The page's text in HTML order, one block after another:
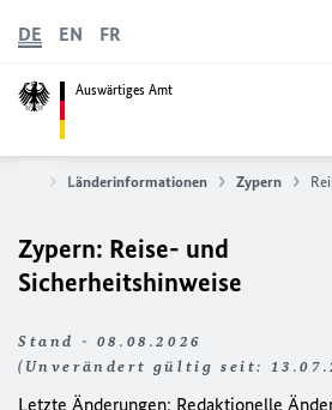
Auswärtiges Amt
DE EN FR
Länderinformationen Zypern
Zypern: Reise- und
Sicherheitshinweise
Stand - 08.08.2026
(Unverändert gültig seit:
Letzte Änderungen: Redaktionelle